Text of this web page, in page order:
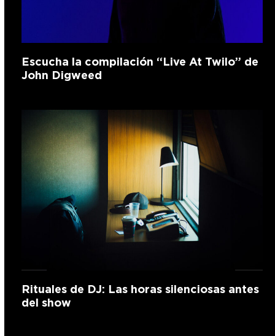
Escucha la compilación “Live At Twilo” de
John Digweed
Rituales de DJ: Las horas silenciosas antes
del show